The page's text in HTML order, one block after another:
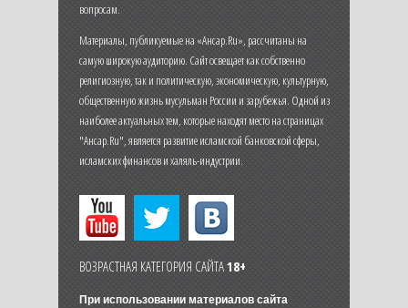
вопросам.
Материалы, публикуемые на «Ансар.Ru», рассчитаны на
самую широкую аудиторию. Сайт освещает как собственно
религиозную, так и политическую, экономическую, культурную,
общественную жизнь мусульман России и зарубежья. Одной из
наиболее актуальных тем, которые находят место на страницах
"Ансар.Ru", является развитие исламской банковской сферы,
исламских финансов и халяль-индустрии.
ВОЗРАСТНАЯ КАТЕГОРИЯ САЙТА18+
При использовании материалов сайта